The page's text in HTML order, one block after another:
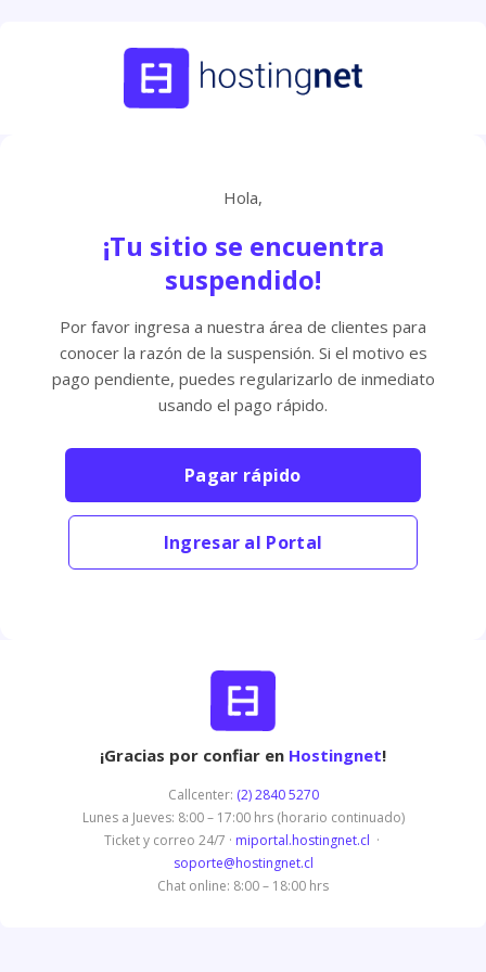
Hola,
¡Tu sitio se encuentra
suspendido!
Por favor ingresa a nuestra área de clientes para
conocer la razón de la suspensión. Si el motivo es
pago pendiente, puedes regularizarlo de inmediato
usando el pago rápido.
Pagar rápido
Ingresar al Portal
¡Gracias por confiar en Hostingnet!
Callcenter: (2) 2840 5270
Lunes a Jueves: 8:00 – 17:00 hrs (horario continuado)
Ticket y correo 24/7 · miportal.hostingnet.cl ·
soporte@hostingnet.cl
Chat online: 8:00 – 18:00 hrs